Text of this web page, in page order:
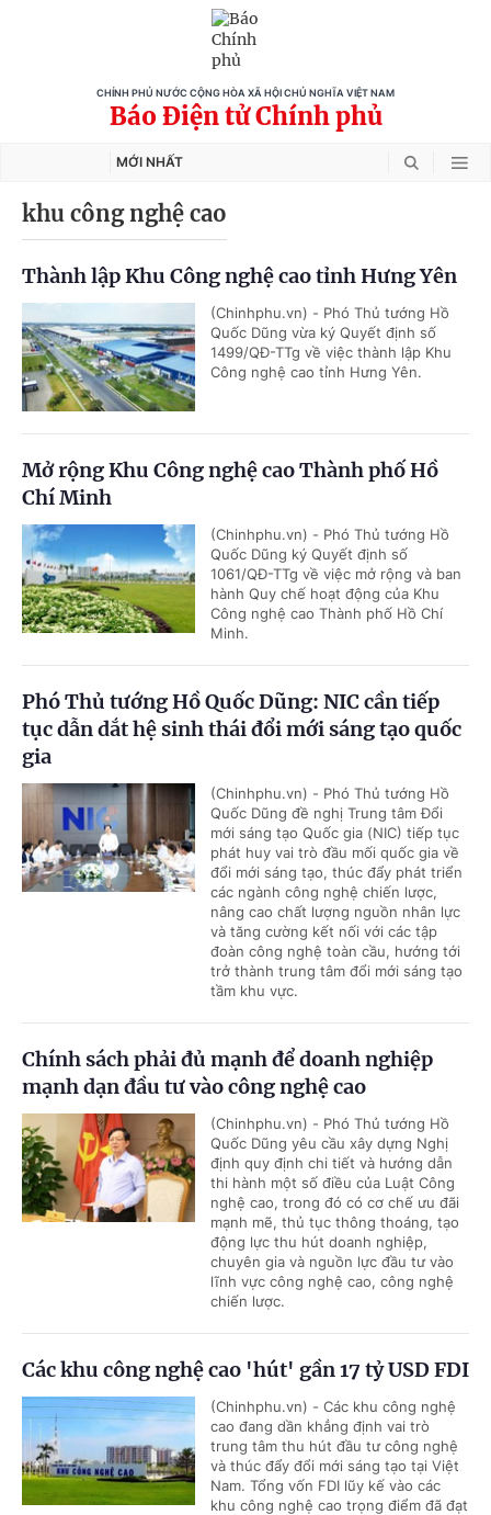
CHÍNH PHỦ NƯỚC CỘNG HÒA XÃ HỘI CHỦ NGHĨA VIỆT NAM
Báo Điện tử Chính phủ
MỚI NHẤT
khu công nghệ cao
Thành lập Khu Công nghệ cao tỉnh Hưng Yên
(Chinhphu.vn) - Phó Thủ tướng Hồ
Quốc Dũng vừa ký Quyết định số
1499/QĐ-TTg về việc thành lập Khu
Công nghệ cao tỉnh Hưng Yên.
Mở rộng Khu Công nghệ cao Thành phố Hồ
Chí Minh
(Chinhphu.vn) - Phó Thủ tướng Hồ
Quốc Dũng ký Quyết định số
1061/QĐ-TTg về việc mở rộng và ban
hành Quy chế hoạt động của Khu
Công nghệ cao Thành phố Hồ Chí
Minh.
Phó Thủ tướng Hồ Quốc Dũng: NIC cần tiếp
tục dẫn dắt hệ sinh thái đổi mới sáng tạo quốc
gia
(Chinhphu.vn) - Phó Thủ tướng Hồ
Quốc Dũng đề nghị Trung tâm Đổi
mới sáng tạo Quốc gia (NIC) tiếp tục
phát huy vai trò đầu mối quốc gia về
đổi mới sáng tạo, thúc đẩy phát triển
các ngành công nghệ chiến lược,
nâng cao chất lượng nguồn nhân lực
và tăng cường kết nối với các tập
đoàn công nghệ toàn cầu, hướng tới
trở thành trung tâm đổi mới sáng tạo
tầm khu vực.
Chính sách phải đủ mạnh để doanh nghiệp
mạnh dạn đầu tư vào công nghệ cao
(Chinhphu.vn) - Phó Thủ tướng Hồ
Quốc Dũng yêu cầu xây dựng Nghị
định quy định chi tiết và hướng dẫn
thi hành một số điều của Luật Công
nghệ cao, trong đó có cơ chế ưu đãi
mạnh mẽ, thủ tục thông thoáng, tạo
động lực thu hút doanh nghiệp,
chuyên gia và nguồn lực đầu tư vào
lĩnh vực công nghệ cao, công nghệ
chiến lược.
Các khu công nghệ cao 'hút' gần 17 tỷ USD FDI
(Chinhphu.vn) - Các khu công nghệ
cao đang dần khẳng định vai trò
trung tâm thu hút đầu tư công nghệ
và thúc đẩy đổi mới sáng tạo tại Việt
Nam. Tổng vốn FDI lũy kế vào các
khu công nghệ cao trọng điểm đã đạt